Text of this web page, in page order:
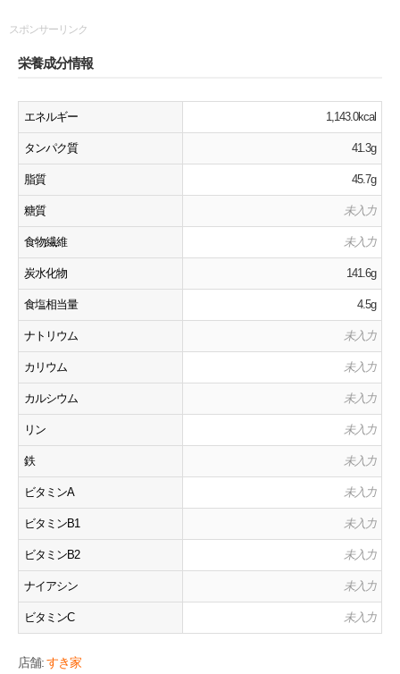
スポンサーリンク
栄養成分情報
エネルギー 1,143.0kcal
タンパク質 41.3g
脂質 45.7g
糖質 未入力
食物繊維 未入力
炭水化物 141.6g
食塩相当量 4.5g
ナトリウム 未入力
カリウム 未入力
カルシウム 未入力
リン 未入力
鉄 未入力
ビタミンA 未入力
ビタミンB1 未入力
ビタミンB2 未入力
ナイアシン 未入力
ビタミンC 未入力
店舗:すき家